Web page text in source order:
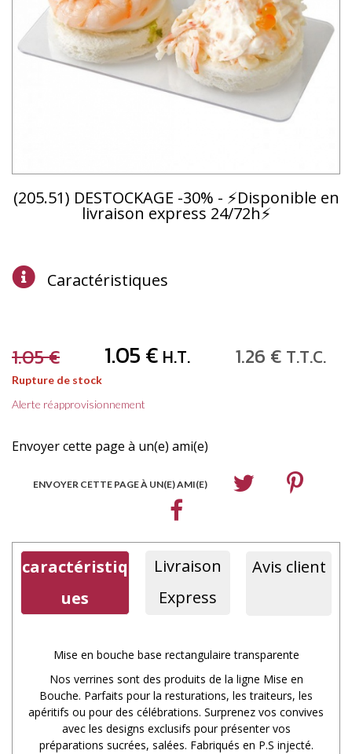
(205.51) DESTOCKAGE -30% - ⚡Disponible en
livraison express 24/72h⚡
Caractéristiques
1.05€ 1.05€ H.T. 1.26 € T.T.C.
Rupture de stock
Alerte réapprovisionnement
Envoyer cette page à un(e) ami(e)
ENVOYER CETTE PAGE À UN(E) AMI(E)
caractéristiq
ues
Livraison
Express
Avis client
Mise en bouche base rectangulaire transparente
Nos verrines sont des produits de la ligne Mise en
Bouche. Parfaits pour la resturations, les traiteurs, les
apéritifs ou pour des célébrations. Surprenez vos convives
avec les designs exclusifs pour présenter vos
préparations sucrées, salées. Fabriqués en P.S injecté.